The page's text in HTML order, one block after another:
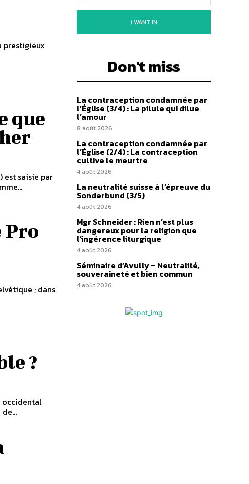
prestigieux
que
est saisie par
Pro
; dans
?
occidental
I WANT IN
Don't miss
La contraception condamnée par
l’Église (3/4) : La pilule qui dilue
l’amour
8 août 2026
La contraception condamnée par
l’Église (2/4) : La contraception
cultive le meurtre
4 août 2026
La neutralité suisse à l’épreuve du
Sonderbund (3/5)
4 août 2026
Mgr Schneider : Rien n’est plus
dangereux pour la religion que
l’ingérence liturgique
4 août 2026
Séminaire d’Avully – Neutralité,
souveraineté et bien commun
4 août 2026